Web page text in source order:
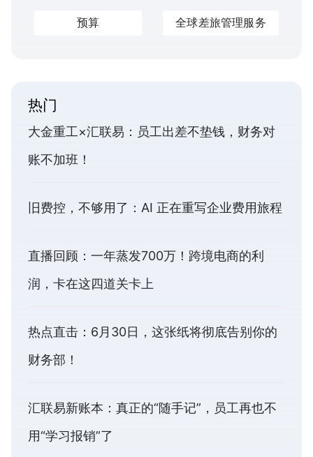
预算 全球差旅管理服务
热门
大金重工×汇联易：员工出差不垫钱，财务对
账不加班！
旧费控，不够用了：AI 正在重写企业费用旅程
直播回顾：一年蒸发700万！跨境电商的利
润，卡在这四道关卡上
热点直击：6月30日，这张纸将彻底告别你的
财务部！
汇联易新账本：真正的“随手记”，员工再也不
用“学习报销”了